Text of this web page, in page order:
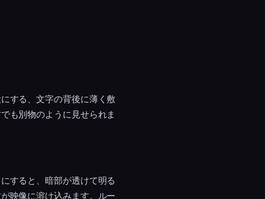
する、文字の背後に薄く敷
も別物のように見せられま
すると、暗部が透けて明る
映像に溶け込みます。ルー